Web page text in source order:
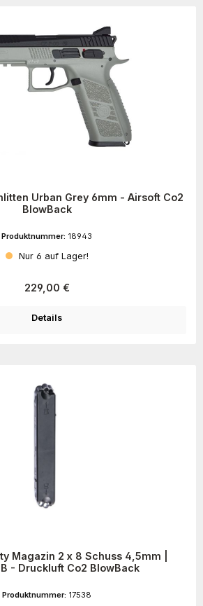
Urban Grey 6mm - Airsoft Co2
BlowBack
Produktnummer: 18943
Nur 6 auf Lager!
Regulärer Preis:
229,00 €
Details
Magazin 2 x 8 Schuss 4,5mm |
- Druckluft Co2 BlowBack
Produktnummer: 17538